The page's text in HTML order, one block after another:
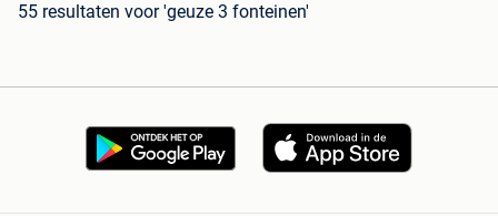
55 resultaten voor 'geuze 3 fonteinen'